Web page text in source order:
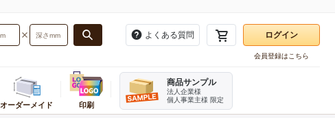
よくある質問 ログイン
会員登録はこちら
お気に入り一覧
注文履歴
再注文
オーダーメイド 印刷
商品サンプル
法人企業様
個人事業主様 限定